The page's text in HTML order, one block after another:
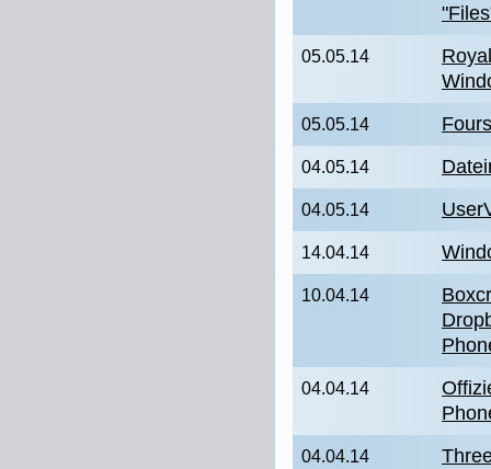
05.05.14
05.05.14
04.05.14
04.05.14
14.04.14
10.04.14
04.04.14
04.04.14